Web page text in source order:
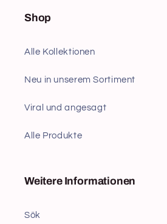
Shop
Alle Kollektionen
Neu in unserem Sortiment
Viral und angesagt
Alle Produkte
Weitere Informationen
Sök